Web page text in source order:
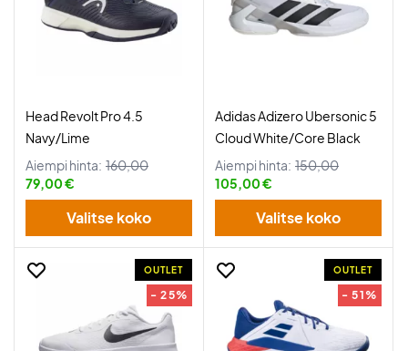
Head Revolt Pro 4.5
Navy/Lime
Aiempi hinta: 160,00
79,00 €
Valitse koko
Adidas Adizero Ubersonic 5
Cloud White/Core Black
Aiempi hinta: 150,00
105,00 €
Valitse koko
OUTLET
- 25%
OUTLET
- 51%